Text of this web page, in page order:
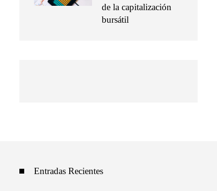
de la capitalización
bursátil
Entradas Recientes